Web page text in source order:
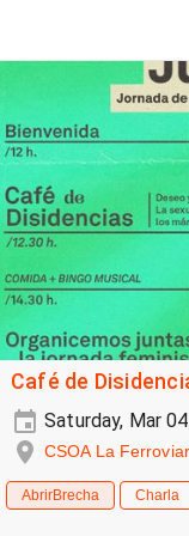
Café de
Saturday, Mar
CSOA La
AbrirBrecha Charla